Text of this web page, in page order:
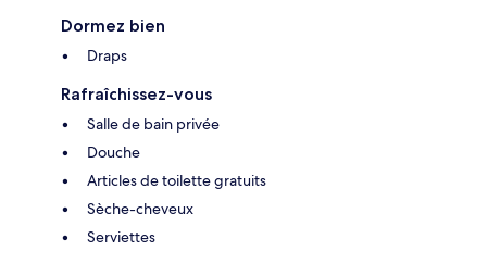
Dormez bien
Draps
Rafraîchissez-vous
Salle de bain privée
Douche
Articles de toilette gratuits
Sèche-cheveux
Serviettes